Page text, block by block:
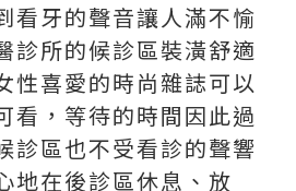
看牙的聲音讓人滿不愉
診所的候診區裝潢舒適
性喜愛的時尚雜誌可以
看，等待的時間因此過
診區也不受看診的聲響
地在後診區休息、放